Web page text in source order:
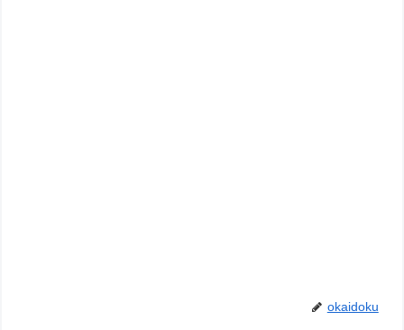
okaidoku